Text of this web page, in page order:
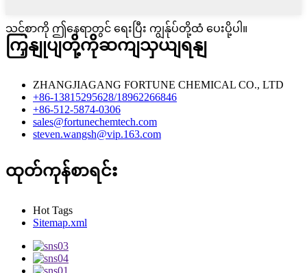
သင့်စာကို ဤနေရာတွင် ရေးပြီး ကျွန်ုပ်တို့ထံ ပေးပို့ပါ။
ကြှနျုပျတို့ကိုဆကျသှယျရနျ
ZHANGJIAGANG FORTUNE CHEMICAL CO., LTD
+86-13815295628/18962266846
+86-512-5874-0306
sales@fortunechemtech.com
steven.wangsh@vip.163.com
ထုတ်ကုန်စာရင်း
Hot Tags
Sitemap.xml